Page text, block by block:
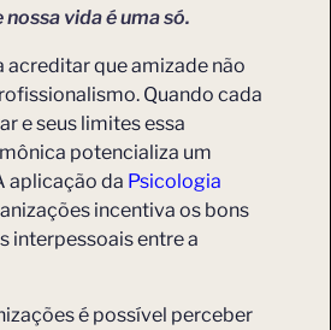
vida é uma só.
acreditar que amizade não
Quando cada
e seus limites essa
potencializa um
aplicação da Psicologia
incentiva os bons
interpessoais entre a
é possível perceber